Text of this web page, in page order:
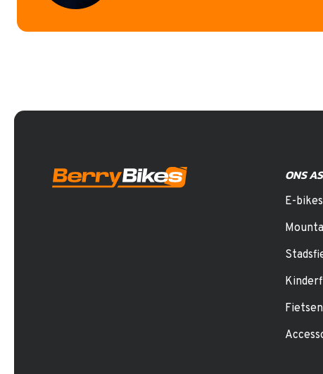
ONS
E-bikes